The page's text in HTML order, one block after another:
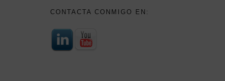
CONTACTA CONMIGO EN: